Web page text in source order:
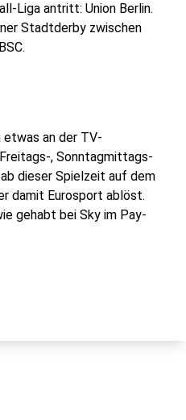
Liga antritt: Union Berlin.
Stadtderby zwischen
an der TV-
, Sonntagmittags-
dieser Spielzeit auf dem
damit Eurosport ablöst.
gehabt bei Sky im Pay-